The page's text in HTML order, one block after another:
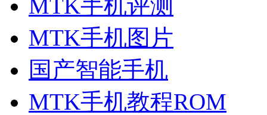
MTK手机评测
MTK手机图片
国产智能手机
MTK手机教程ROM